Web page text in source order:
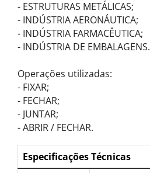
- ESTRUTURAS METÁLICAS;
- INDÚSTRIA AERONÁUTICA;
- INDÚSTRIA FARMACÊUTICA;
- INDÚSTRIA DE EMBALAGENS.
Operações utilizadas:
- FIXAR;
- FECHAR;
- JUNTAR;
- ABRIR / FECHAR.
Especificações Técnicas